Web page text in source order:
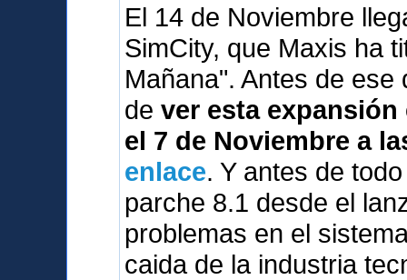
El 14 de Noviembre
SimCity, que Maxis ha
Mañana". Antes de
dever esta
el 7 de Noviembre a
enlace. Y antes de
parche 8.1 desde el
problemas en el
caida de la industria